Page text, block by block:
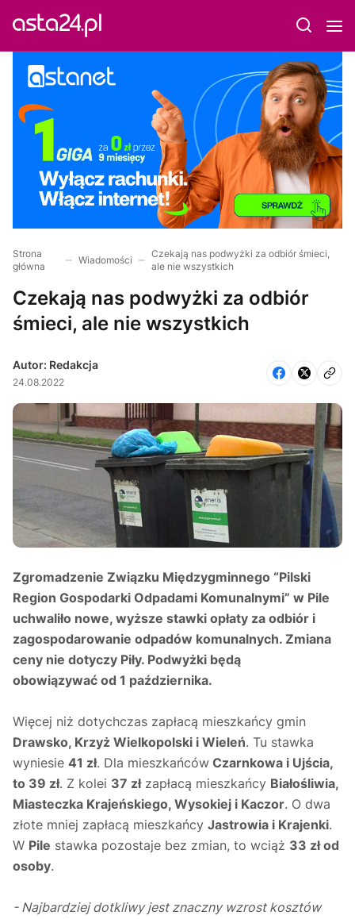
Strona
główna
Wiadomości
Czekają nas podwyżki za odbiór śmieci,
ale nie wszystkich
Czekają nas podwyżki za odbiór
śmieci, ale nie wszystkich
Autor: Redakcja
24.08.2022
Zgromadzenie Związku Międzygminnego “Pilski
Region Gospodarki Odpadami Komunalnymi” w Pile
uchwaliło nowe, wyższe stawki opłaty za odbiór i
zagospodarowanie odpadów komunalnych. Zmiana
ceny nie dotyczy Piły. Podwyżki będą
obowiązywać od 1 października.
Więcej niż dotychczas zapłacą mieszkańcy gmin
Drawsko, Krzyż Wielkopolski i Wieleń. Tu stawka
wyniesie 41 zł. Dla mieszkańców Czarnkowa i Ujścia,
to 39 zł. Z kolei 37 złzapłacą mieszkańcy Białośliwia,
Miasteczka Krajeńskiego, Wysokiej i Kaczor. O dwa
złote mniej zapłacą mieszkańcy Jastrowia i Krajenki.
W Pile stawka pozostaje bez zmian, to wciąż 33 zł od
osoby.
- Najbardziej dotkliwy jest znaczny wzrost kosztów